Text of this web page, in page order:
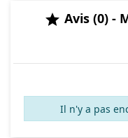
 Avis (0) -
Il n'y a pas